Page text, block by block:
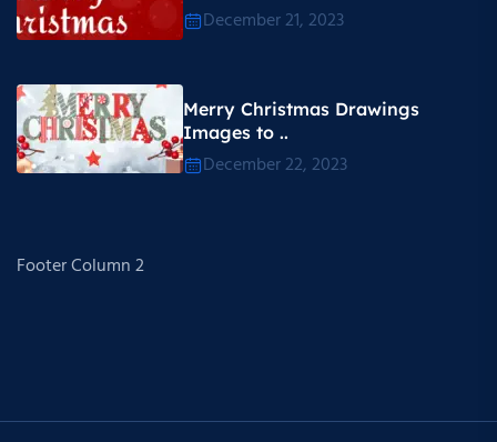
December 21, 2023
Merry Christmas Drawings
Images to ..
December 22, 2023
Footer Column 2